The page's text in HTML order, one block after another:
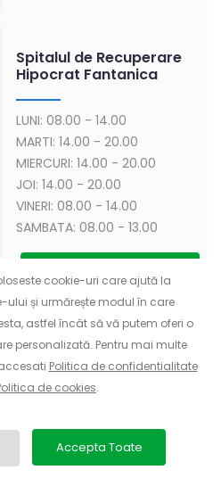
Spitalul de Recuperare
Hipocrat Fantanica
LUNI: 08.00 - 14.00
MARTI: 14.00 - 20.00
MIERCURI: 14.00 - 20.00
JOI: 14.00 - 20.00
VINERI: 08.00 - 14.00
SAMBATA: 08.00 - 13.00
Spitalul de Recuperare
LUNI: 14.00 - 20.00
MARTI: 08.00 - 14.00
cookie-uri care ajută la
ului și urmărește modul în care
astfel încât să vă putem oferi o
personalizată. Pentru mai multe
Politica de confidentialitate
de cookies.
Accepta Toate